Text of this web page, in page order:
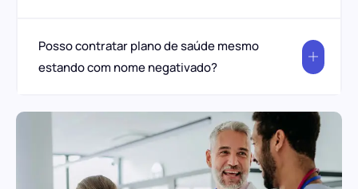
Posso contratar plano de saúde mesmo
estando com nome negativado?